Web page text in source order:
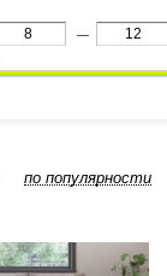
—
по популярности